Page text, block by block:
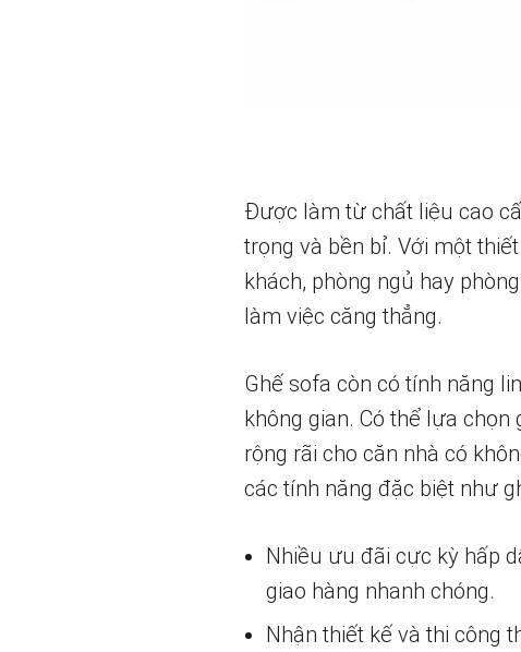
Được làm từ chất liệu cao
trọng và bền bỉ. Với một
khách, phòng ngủ hay
làm việc căng thẳng.
Ghế sofa còn có tính năng
không gian. Có thể lựa
rộng rãi cho căn nhà có
các tính năng đặc biệt như
Nhiều ưu đãi cực kỳ hấp
giao hàng nhanh chóng.
Nhận thiết kế và thi công